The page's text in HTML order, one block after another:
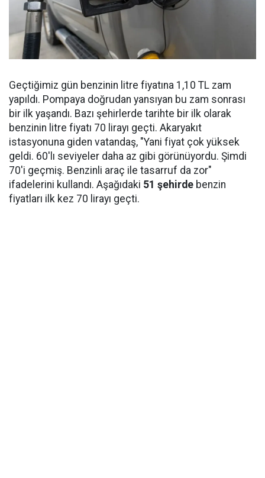
Geçtiğimiz gün benzinin litre fiyatına 1,10 TL zam
yapıldı. Pompaya doğrudan yansıyan bu zam sonrası
bir ilk yaşandı. Bazı şehirlerde tarihte bir ilk olarak
benzinin litre fiyatı 70 lirayı geçti. Akaryakıt
istasyonuna giden vatandaş, "Yani fiyat çok yüksek
geldi. 60'lı seviyeler daha az gibi görünüyordu. Şimdi
70'i geçmiş. Benzinli araç ile tasarruf da zor"
ifadelerini kullandı. Aşağıdaki 51 şehirde benzin
fiyatları ilk kez 70 lirayı geçti.